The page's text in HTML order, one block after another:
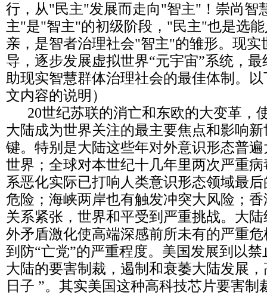
行，从"民主"发展而走向"智主"！崇尚智
主"是"智主"的初级阶段，"民主"也是选
亲，是智者治理社会"智主"的雏形。现实
导，逐步发展虚拟世界“元宇宙”系统，
助现实智慧群体治理社会的最佳体制。
文内容的说明）
20世纪苏联的消亡和东欧的大变革，
大陆成为世界关注的最主要焦点和影响
键。特别是大陆这些年对外意识形态普
世界；全球对本世纪十几年里两次严重
系恶化实际已打响人类意识形态领域最
危险；海峡两岸也有触发冲突大风险；
关系紧张，世界和平受到严重挑战。大
外矛盾激化使高端深感前所未有的严重
到防“亡党”的严重程度。美国发展到以
大陆的要害制裁，遏制和衰萎大陆发展
日子 ”。其实美国这种高科技芯片要害制